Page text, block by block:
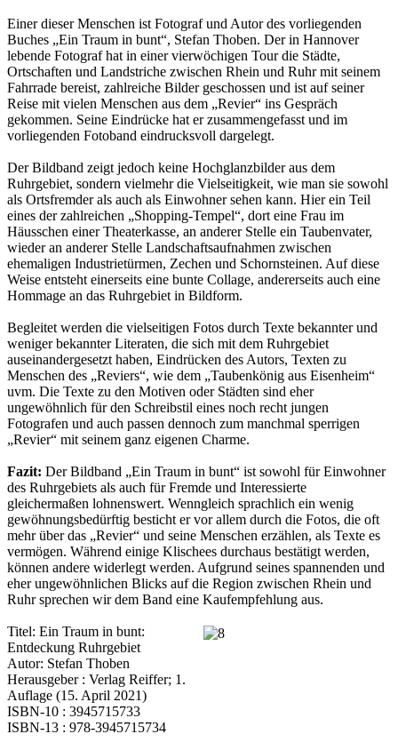
Einer dieser Menschen ist Fotograf und Autor des vorliegenden
Buches „Ein Traum in bunt“, Stefan Thoben. Der in Hannover
lebende Fotograf hat in einer vierwöchigen Tour die Städte,
Ortschaften und Landstriche zwischen Rhein und Ruhr mit seinem
Fahrrade bereist, zahlreiche Bilder geschossen und ist auf seiner
Reise mit vielen Menschen aus dem „Revier“ ins Gespräch
gekommen. Seine Eindrücke hat er zusammengefasst und im
vorliegenden Fotoband eindrucksvoll dargelegt.
Der Bildband zeigt jedoch keine Hochglanzbilder aus dem
Ruhrgebiet, sondern vielmehr die Vielseitigkeit, wie man sie sowohl
als Ortsfremder als auch als Einwohner sehen kann. Hier ein Teil
eines der zahlreichen „Shopping-Tempel“, dort eine Frau im
Häusschen einer Theaterkasse, an anderer Stelle ein Taubenvater,
wieder an anderer Stelle Landschaftsaufnahmen zwischen
ehemaligen Industrietürmen, Zechen und Schornsteinen. Auf diese
Weise entsteht einerseits eine bunte Collage, andererseits auch eine
Hommage an das Ruhrgebiet in Bildform.
Begleitet werden die vielseitigen Fotos durch Texte bekannter und
weniger bekannter Literaten, die sich mit dem Ruhrgebiet
auseinandergesetzt haben, Eindrücken des Autors, Texten zu
Menschen des „Reviers“, wie dem „Taubenkönig aus Eisenheim“
uvm. Die Texte zu den Motiven oder Städten sind eher
ungewöhnlich für den Schreibstil eines noch recht jungen
Fotografen und auch passen dennoch zum manchmal sperrigen
„Revier“ mit seinem ganz eigenen Charme.
Fazit: Der Bildband „Ein Traum in bunt“ ist sowohl für Einwohner
des Ruhrgebiets als auch für Fremde und Interessierte
gleichermaßen lohnenswert. Wenngleich sprachlich ein wenig
gewöhnungsbedürftig besticht er vor allem durch die Fotos, die oft
mehr über das „Revier“ und seine Menschen erzählen, als Texte es
vermögen. Während einige Klischees durchaus bestätigt werden,
können andere widerlegt werden. Aufgrund seines spannenden und
eher ungewöhnlichen Blicks auf die Region zwischen Rhein und
Ruhr sprechen wir dem Band eine Kaufempfehlung aus.
Titel: Ein Traum in bunt:
Entdeckung Ruhrgebiet
Autor: Stefan Thoben
Herausgeber : Verlag Reiffer; 1.
Auflage (15. April 2021)
ISBN-10 : 3945715733
ISBN-13 : 978-3945715734